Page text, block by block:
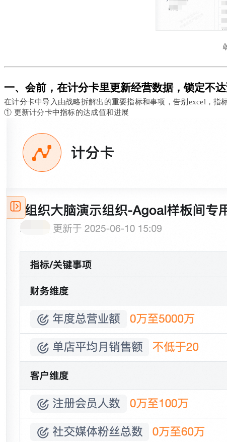
一、会前，在计分卡里更新经营数据，锁定不
在计分卡中导入由战略拆解出的重要指标和事项，告别excel，
① 更新计分卡中指标的达成值和进展